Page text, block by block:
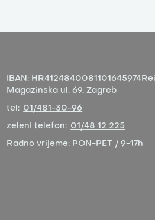
IBAN: HR4124840081101645974
Magazinska ul. 69, Zagreb
tel: 01/481-30-96
zeleni telefon: 01/48 12 225
Radno vrijeme: PON-PET / 9-17h